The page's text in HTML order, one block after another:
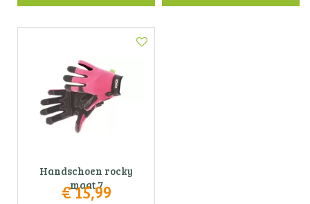
Handschoen rocky
maat 7
€15,99